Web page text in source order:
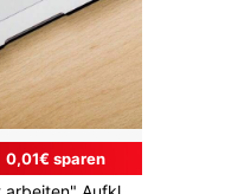
0,01€ sparen